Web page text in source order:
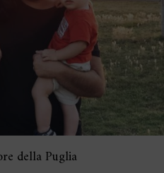
della Puglia